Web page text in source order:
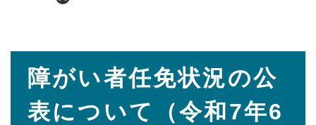
障がい者任免状況の公
表について（令和7年6